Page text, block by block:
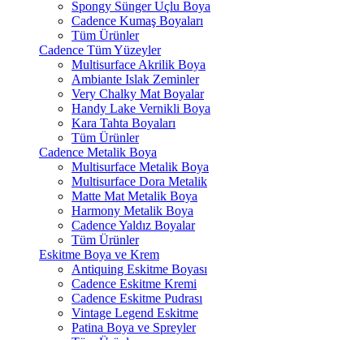
Spongy Sünger Uçlu Boya
Cadence Kumaş Boyaları
Tüm Ürünler
Cadence Tüm Yüzeyler
Multisurface Akrilik Boya
Ambiante Islak Zeminler
Very Chalky Mat Boyalar
Handy Lake Vernikli Boya
Kara Tahta Boyaları
Tüm Ürünler
Cadence Metalik Boya
Multisurface Metalik Boya
Multisurface Dora Metalik
Matte Mat Metalik Boya
Harmony Metalik Boya
Cadence Yaldız Boyalar
Tüm Ürünler
Eskitme Boya ve Krem
Antiquing Eskitme Boyası
Cadence Eskitme Kremi
Cadence Eskitme Pudrası
Vintage Legend Eskitme
Patina Boya ve Spreyler